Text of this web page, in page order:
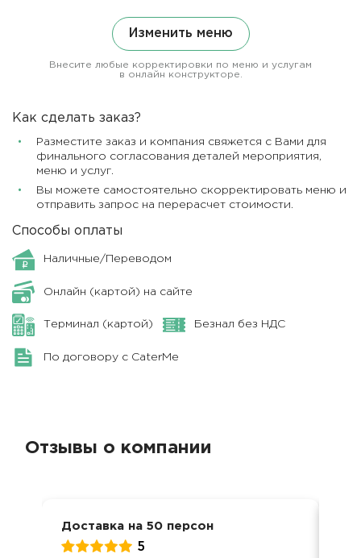
Изменить меню
Внесите любые корректировки по меню и услугам
в онлайн конструкторе.
Как сделать заказ?
Разместите заказ и компания свяжется с Вами для
финального согласования деталей мероприятия,
меню и услуг.
Вы можете самостоятельно скорректировать меню и
отправить запрос на перерасчет стоимости.
Способы оплаты
Наличные/Переводом
Онлайн (картой) на сайте
Терминал (картой) Безнал без НДС
По договору с CaterMe
Отзывы о компании
Доставка на 50 персон
5